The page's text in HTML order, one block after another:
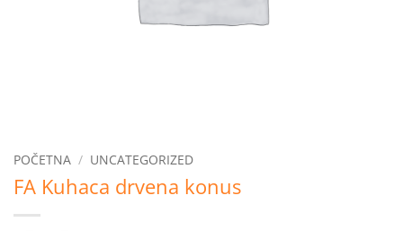
POČETNA / UNCATEGORIZED
FA Kuhaca drvena konus